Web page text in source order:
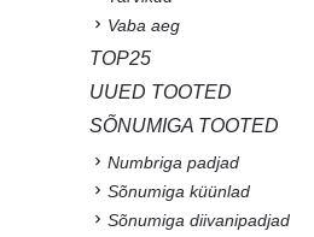
Vaba aeg
TOP25
UUED TOOTED
SÕNUMIGA TOOTED
Numbriga padjad
Sõnumiga küünlad
Sõnumiga diivanipadjad